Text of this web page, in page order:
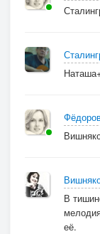
В
её.